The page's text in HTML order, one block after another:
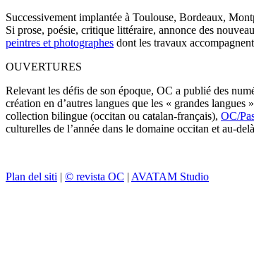
Successivement implantée à Toulouse, Bordeaux,
Si prose, poésie, critique littéraire, annonce des
peintres et photographes dont les travaux
OUVERTURES
Relevant les défis de son époque, OC a publié des
création en d’autres langues que les « grandes
collection bilingue (occitan ou catalan-français), OC/
culturelles de l’année dans le domaine occitan et au-
Plan del siti | © revista OC | AVATAM Studio